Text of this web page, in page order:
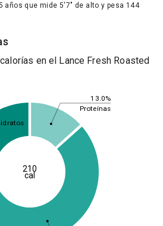
años que mide 5'7" de alto y pesa 144
en el Lance Fresh Roasted
13.0%
Proteínas
210
cal